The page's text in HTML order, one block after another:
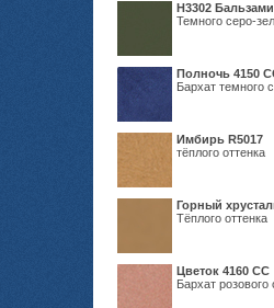
Н3302
Темного серо-
Полночь 4150
Бархат темного
Имбирь R5017
тёплого оттенка
Горный
Тёплого оттенка
Цветок 4160 СС
Бархат розового